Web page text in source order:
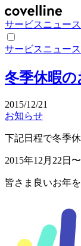
サービスニュース
サービスニュース
冬季休暇
2015/12/21
お知らせ
下記日程で冬季
2015年12月22日
皆さま良いお年